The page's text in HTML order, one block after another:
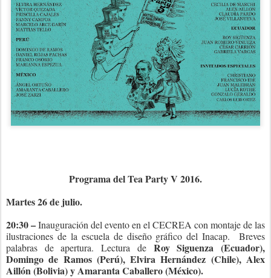
Programa del Tea Party V 2016.
Martes 26 de julio.
20:30 –Inauguración del evento en el CECREA con montaje de las
ilustraciones de la escuela de diseño gráfico del Inacap. Breves
palabras de apertura. Lectura de Roy Siguenza (Ecuador),
Domingo de Ramos (Perú), Elvira Hernández (Chile), Alex
Aillón (Bolivia) y Amaranta Caballero (México).